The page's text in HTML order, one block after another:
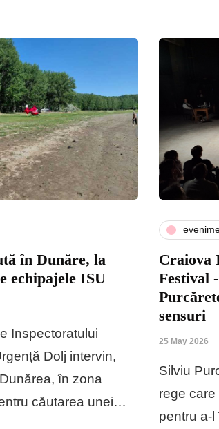
în Dunăre, la
echipajele ISU
Inspectoratului
Dolj intervin,
în zona
căutarea unei…
Craiova
Festival
sensuri
25 May 2026
Silviu
rege
pentru a-